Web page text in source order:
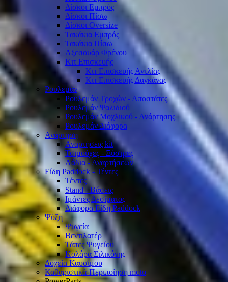
Δίσκοι Εμπρός
Δίσκοι Πίσω
Δίσκοι Oversize
Τακάκια Εμπρός
Τακάκια Πίσω
Αξεσουάρ Φρένου
Κιτ Επισκευής
Κιτ Επισκευής Αντλίας
Κιτ Επισκευής Δαγκάνας
Ρουλεμάν
Ρουλεμάν Τροχών - Αποστάτες
Ρουλεμάν Ψαλιδιού
Ρουλεμάν Μοχλικού - Ανάρτησης
Ρουλεμάν Διάφορα
Ανάρτηση
Αναρτήσεις kit
Τσιμούχες - Ξύστρες
Λάδια - Αναρτήσεων
Είδη Paddock - Τέντες
Τέντες
Stand - Βάσεις
Ιμάντες Δεσίματος
Διάφορα Είδη Paddock
Ψύξη
Ψυγεία
Βεντιλατέρ
Τάπες Ψυγείου
Κολάρα Σιλικόνης
Δοχεία Καυσίμου
Καθαριστικά-Περιποίηση moto